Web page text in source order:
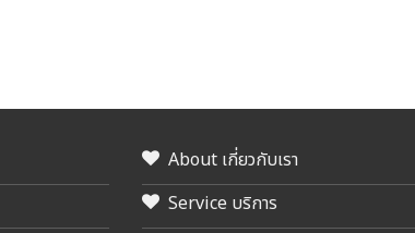
About เกี่ยวกับเรา
Service บริการ